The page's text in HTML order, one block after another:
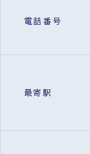
電話番号
最寄駅